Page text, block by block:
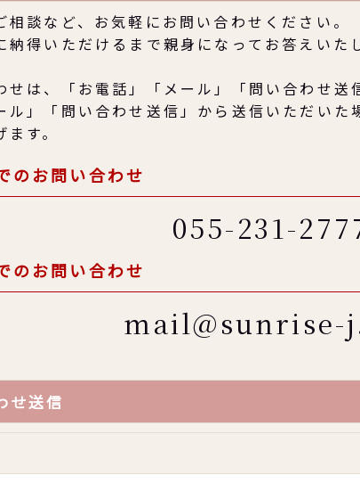
相談など、お気軽にお問い合わせください。
納得いただけるまで親身になってお答えいた
せは、「お電話」「メール」「問い合わせ送
ル」「問い合わせ送信」から送信いただいた
す。
のお問い合わせ
055-231-
のお問い合わせ
mail@sunrise-
せ送信